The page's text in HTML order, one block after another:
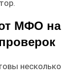
МФО на
несколько